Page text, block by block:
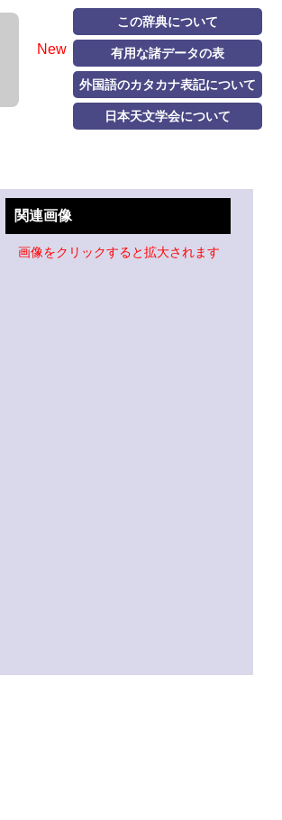
New
この辞典について
有用な諸データの表
外国語のカタカナ表記について
日本天文学会について
関連画像
画像をクリックすると拡大されます